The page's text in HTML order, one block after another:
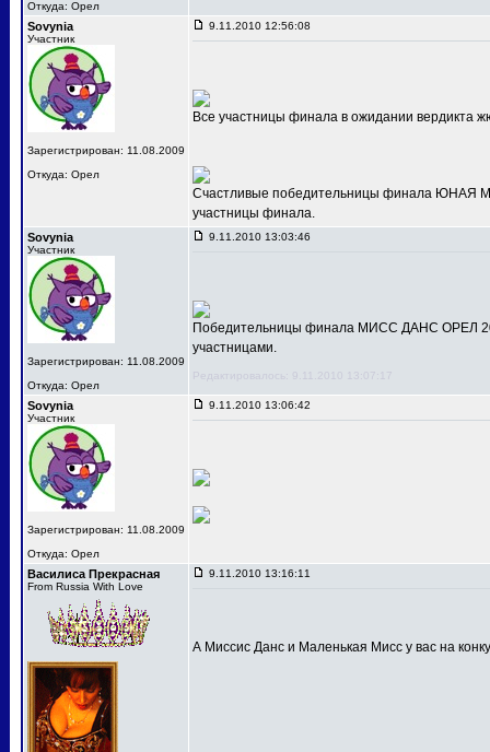
Откуда: Орел
Sovynia
Участник
Зарегистрирован: 11.08.2009
Откуда: Орел
9.11.2010 12:56:08
Все участницы финала в ожидании вердикта
Счастливые победительницы финала ЮНАЯ
участницы финала.
Sovynia
Участник
Зарегистрирован: 11.08.2009
Откуда: Орел
9.11.2010 13:03:46
Победительницы финала МИСС ДАНС ОРЕЛ
участницами.
Редактировалось: 9.11.2010 13:07:17
Sovynia
Участник
Зарегистрирован: 11.08.2009
Откуда: Орел
9.11.2010 13:06:42
Василиса Прекрасная
From Russia With Love
9.11.2010 13:16:11
А Миссис Данс и Маленькая Мисс у вас на